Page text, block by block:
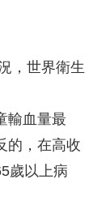
，世界衛生
輸血量最
的，在高收
歲以上病